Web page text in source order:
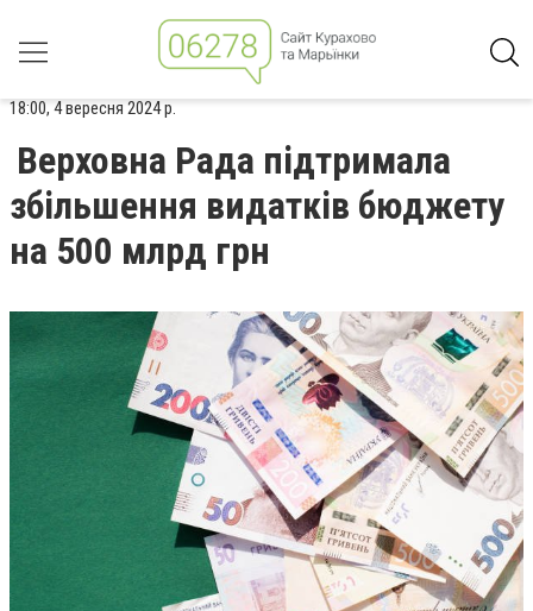
18:00, 4 вересня 2024 р.
Верховна Рада підтримала
збільшення видатків бюджету
на 500 млрд грн